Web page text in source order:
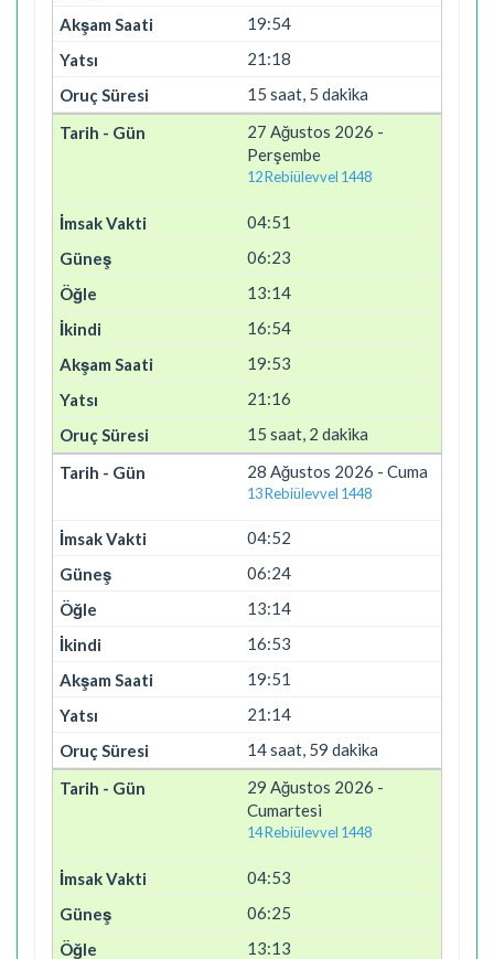
19:54
21:18
15 saat, 5 dakika
27 Ağustos 2026 -
Perşembe
12 Rebiülevvel 1448
04:51
06:23
13:14
16:54
19:53
21:16
15 saat, 2 dakika
28 Ağustos 2026 - Cuma
13 Rebiülevvel 1448
04:52
06:24
13:14
16:53
19:51
21:14
14 saat, 59 dakika
29 Ağustos 2026 -
Cumartesi
14 Rebiülevvel 1448
04:53
06:25
13:13